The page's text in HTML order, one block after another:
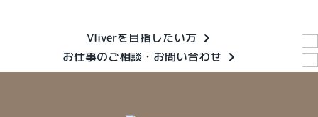
Vliverを目指したい方
お仕事のご相談・お問い合わせ